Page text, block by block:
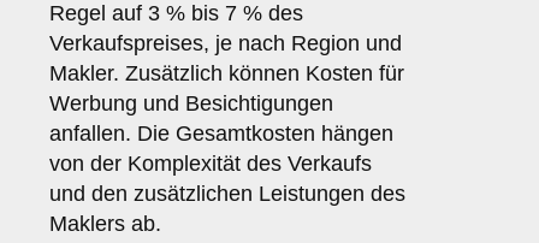
Regel auf 3 % bis 7 % des
Verkaufspreises, je nach Region und
Makler. Zusätzlich können Kosten für
Werbung und Besichtigungen
anfallen. Die Gesamtkosten hängen
von der Komplexität des Verkaufs
und den zusätzlichen Leistungen des
Maklers ab.